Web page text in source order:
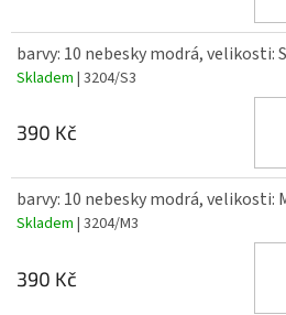
barvy: 10 nebesky modrá, velikosti: S
Skladem | 3204/S3
390 Kč
barvy: 10 nebesky modrá, velikosti:
Skladem | 3204/M3
390 Kč